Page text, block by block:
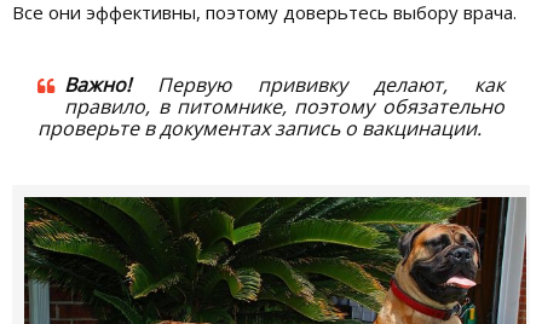
Все они эффективны, поэтому доверьтесь выбору врача.
Важно!
Первую прививку делают, как
правило, в питомнике, поэтому обязательно
проверьте в документах запись о вакцинации.